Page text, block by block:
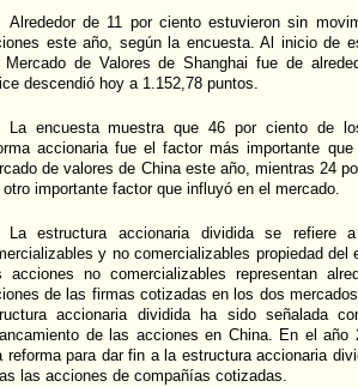
Alrededor de 11 por ciento estuvieron sin
este año, según la encuesta. Al inicio de
Mercado de Valores de Shanghai fue de
descendió hoy a 1.152,78 puntos.
La encuesta muestra que 46 por ciento de
accionaria fue el factor más importante
de valores de China este año, mientras 24
otro importante factor que influyó en el mercado.
La estructura accionaria dividida se refiere
y no comercializables propiedad del
acciones no comercializables representan
de las firmas cotizadas en los dos
accionaria dividida ha sido señalada
de las acciones en China. En el año
reforma para dar fin a la estructura accionaria
las acciones de compañías cotizadas.